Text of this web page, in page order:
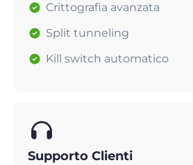
Crittografia avanzata
Split tunneling
Kill switch automatico
Supporto Clienti